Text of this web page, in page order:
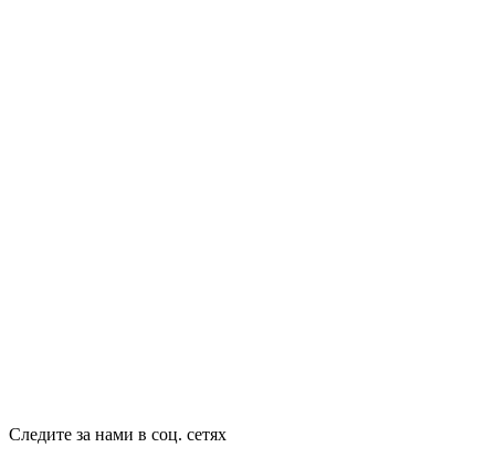
Следите за нами в соц. сетях